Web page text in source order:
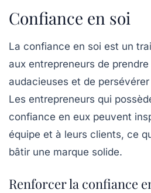
Confiance en soi
La confiance en soi est un
aux entrepreneurs de
audacieuses et de
Les entrepreneurs qui
confiance en eux peuvent
équipe et à leurs clients, ce
bâtir une marque solide.
Renforcer la confiance